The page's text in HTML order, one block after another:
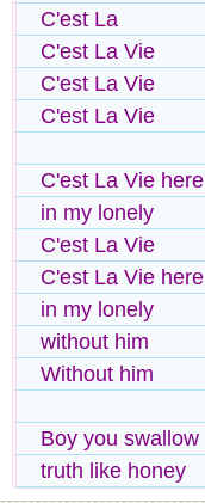
C'est La
C'est La Vie
C'est La Vie
C'est La Vie
C'est La Vie here
in my lonely
C'est La Vie
C'est La Vie here
in my lonely
without him
Without him
Boy you swallow
truth like honey